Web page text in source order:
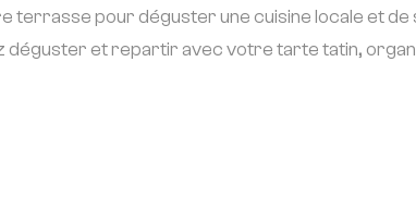
terrasse pour déguster une cuisine locale et
déguster et repartir avec votre tarte tatin,